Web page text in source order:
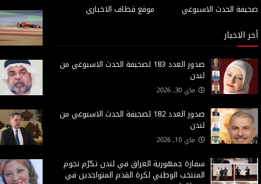
موقع قطاف الاخباري
صحيفة الحدث الاسبوعي
أخر الاخبار
صدور العدد 183 لصحيفة الحدث الاسبوعي من
لندن
ماي 30, 2026
صدور العدد 182 لصحيفة الحدث الاسبوعي من
لندن
ماي 10, 2026
سفارة جمهورية العراق في لندن تكرّم نجوم
المنتخب الوطني لكرة القدم المتواجدين في